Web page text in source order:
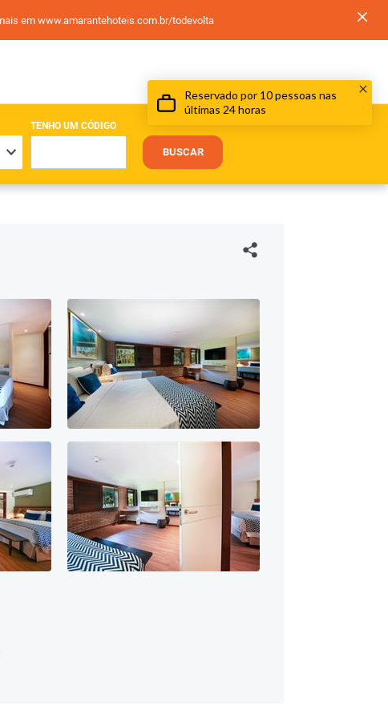
em www.amarantehoteis.com.br/todevolta
TENHO UM CÓDIGO
BUSCAR